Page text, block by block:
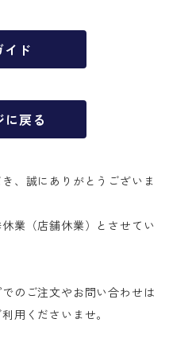
イド
に戻る
、誠にありがとうございま
業（店舗休業）とさせてい
のご注文やお問い合わせは
用くださいませ。